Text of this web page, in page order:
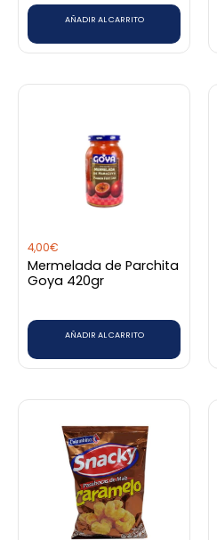
AÑADIR AL CARRITO
4,00€
Mermelada de Parchita
Goya 420gr
AÑADIR AL CARRITO